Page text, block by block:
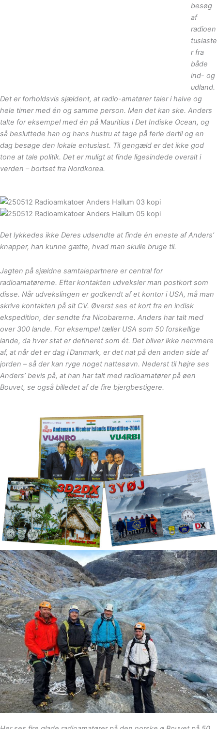
besøg
af
radioen
tusiaste
r fra
både
ind- og
udland.
Det er forholdsvis sjældent, at radio-amatører taler i halve og
hele timer med én og samme person. Men det kan ske. Anders
talte for eksempel med én på Mauritius i Det Indiske Ocean, og
så besluttede han og hans hustru at tage på ferie dertil og en
dag besøge den lokale entusiast. Til gengæld er det ikke god
tone at tale politik. Det er muligt at finde ligesindede overalt i
verden – bortset fra Nordkorea.
Det lykkedes ikke Deres udsendte at finde én eneste af Anders’
knapper, han kunne gætte, hvad man skulle bruge til.
Jagten på sjældne samtalepartnere er central for
radioamatørerne. Efter kontakten udveksler man postkort som
disse. Når udvekslingen er godkendt af et kontor i USA, må man
skrive kontakten på sit CV. Øverst ses et kort fra en indisk
ekspedition, der sendte fra Nicobarerne. Anders har talt med
over 300 lande. For eksempel tæller USA som 50 forskellige
lande, da hver stat er defineret som ét. Det bliver ikke nemmere
af, at når det er dag iDanmark, er det nat på den anden side af
jorden – så der kan ryge noget nattesøvn. Nederst til højre ses
Anders’ bevis på, at han har talt med radioamatører på øen
Bouvet, se også billedet af de fire bjergbestigere.